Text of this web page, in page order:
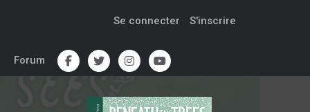
Se connecter S'inscrire
Forum